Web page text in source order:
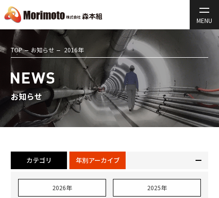
TOP お知らせ 2016年
お知らせ
カテゴリ 年別アーカイブ
2026年 2025年